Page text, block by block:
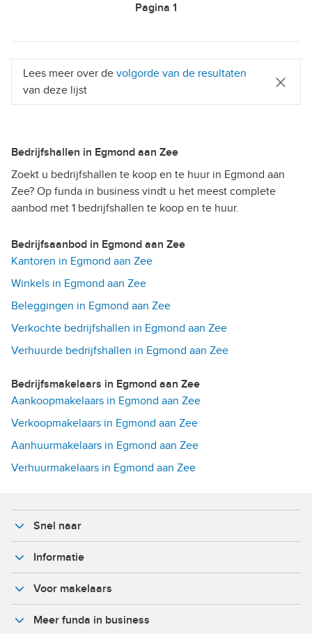
Pagina 1
Lees meer over de volgorde van de resultaten
van deze lijst
Bedrijfshallen in Egmond aan Zee
Zoekt u bedrijfshallen te koop en te huur in Egmond aan
Zee? Op funda in business vindt u het meest complete
aanbod met 1 bedrijfshallen te koop en te huur.
Bedrijfsaanbod in Egmond aan Zee
Kantoren in Egmond aan Zee
Winkels in Egmond aan Zee
Beleggingen in Egmond aan Zee
Verkochte bedrijfshallen in Egmond aan Zee
Verhuurde bedrijfshallen in Egmond aan Zee
Bedrijfsmakelaars in Egmond aan Zee
Aankoopmakelaars in Egmond aan Zee
Verkoopmakelaars in Egmond aan Zee
Aanhuurmakelaars in Egmond aan Zee
Verhuurmakelaars in Egmond aan Zee
Snel naar
Informatie
Voor makelaars
Meer funda in business